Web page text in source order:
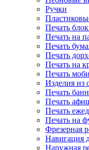
Ручки
Печать
Печать на
Печать
Печать
Печать на
Печать
Изделия из
Печать
Печать
Печать
Печать на
Фрезерная
Навигация
Наружная